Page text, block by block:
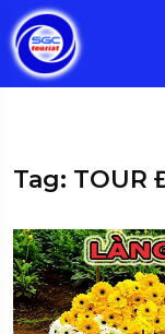
Tag: TOUR